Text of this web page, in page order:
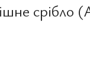
срібло